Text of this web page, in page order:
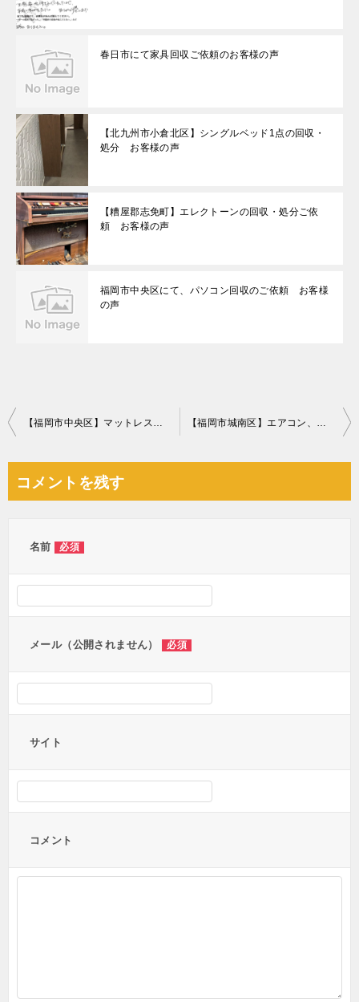
春日市にて家具回収ご依頼のお客様の声
【北九州市小倉北区】シングルベッド1点の回収・
処分 お客様の声
【糟屋郡志免町】エレクトーンの回収・処分ご依
頼 お客様の声
福岡市中央区にて、パソコン回収のご依頼 お客様
の声
投
ビ
【福岡市中央区】マットレス付きセミダブルベッド、洗濯機等の回収 【福岡市城南区】エアコン、テーブル、ソファー、ダンボール等の回収
コメントを残す
名前 必須
メール（公開されません） 必須
サイト
コメント